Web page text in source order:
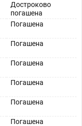
Достроково
погашена
Погашена
Погашена
Погашена
Погашена
Погашена
Погашена